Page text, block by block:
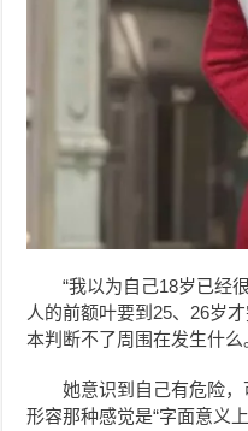
“我以为自己18岁已经
人的前额叶要到25、26岁
本判断不了周围在发生什么
她意识到自己有危险
形容那种感觉是“字面意义上